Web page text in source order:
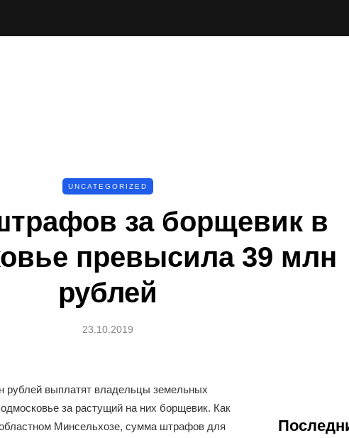
UNCATEGORIZED
за борщевик в
превысила 39 млн
рублей
23.10.2019
рублей выплатят владельцы земельных
за растущий на них борщевик. Как
Минсельхозе, сумма штрафов для